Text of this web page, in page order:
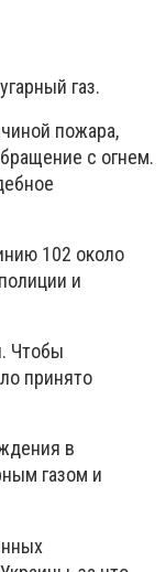
газ.
пожара,
с огнем.
102 около
и
Чтобы
принято
в
газом и